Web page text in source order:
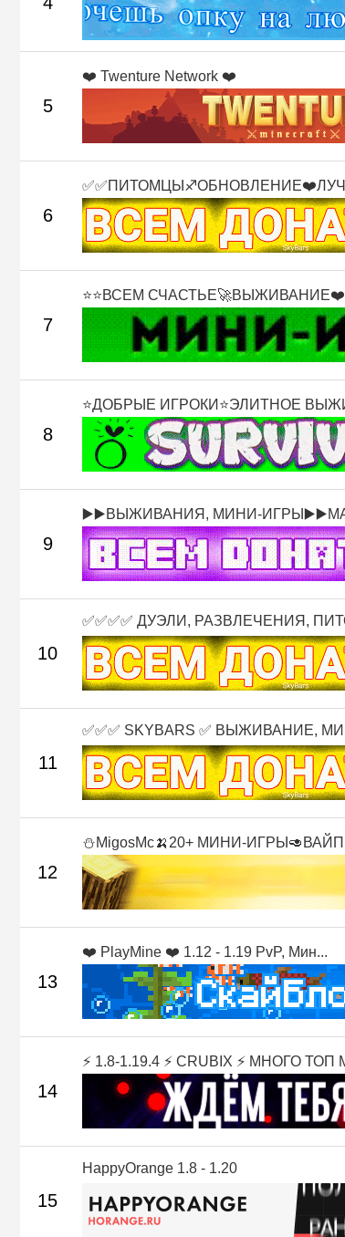
5
❤️ Twenture Network ❤️
6
7
⭐⭐ВСЕМ
8
⭐ДОБРЫЕ ИГРОКИ⭐ЭЛИТНОЕ
9
▶️▶️ВЫЖИВАНИЯ, МИНИ-
10
✅✅✅✅ ДУЭЛИ, РАЗВЛЕЧЕНИЯ,
11
✅✅✅ SKYBARS ✅ ВЫЖИВАНИЕ,
12
⛄MigosMc🍌20+ МИНИ-ИГРЫ🥑ВАЙП
13
❤️ PlayMine ❤️ 1.12 - 1.19 PvP, Мин...
14
⚡ 1.8-1.19.4 ⚡ CRUBIX ⚡ МНОГО ТОП
15
HappyOrange 1.8 - 1.20